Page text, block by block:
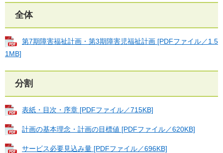
全体
第7期障害福祉計画・第3期障害児福祉計画 [PDFファイル／1.5
1MB]
分割
表紙・目次・序章 [PDFファイル／715KB]
計画の基本理念・計画の目標値 [PDFファイル／620KB]
サービス必要見込み量 [PDFファイル／696KB]